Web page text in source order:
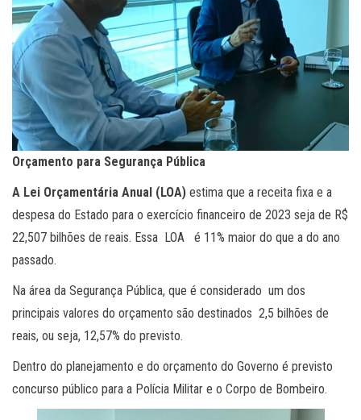
Orçamento para Segurança Pública
A Lei Orçamentária Anual (LOA) estima que a receita fixa e a
despesa do Estado para o exercício financeiro de 2023 seja de R$
22,507 bilhões de reais. Essa LOA é 11% maior do que a do ano
passado.
Na área da Segurança Pública, que é considerado um dos
principais valores do orçamento são destinados 2,5 bilhões de
reais, ou seja, 12,57% do previsto.
Dentro do planejamento e do orçamento do Governo é previsto
concurso público para a Polícia Militar e o Corpo de Bombeiro.